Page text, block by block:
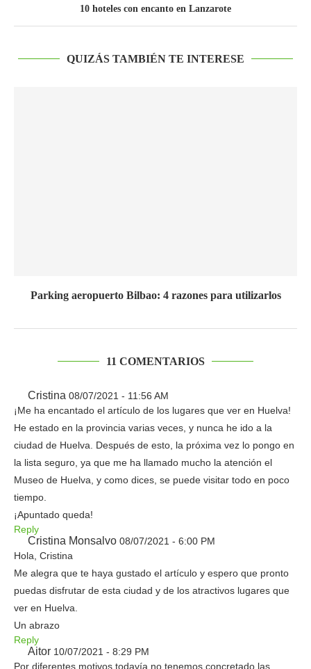
10 hoteles con encanto en Lanzarote
QUIZÁS TAMBIÉN TE INTERESE
Parking aeropuerto Bilbao: 4 razones para utilizarlos
11 COMENTARIOS
Cristina 08/07/2021 - 11:56 AM
¡Me ha encantado el artículo de los lugares que ver en Huelva!
He estado en la provincia varias veces, y nunca he ido a la
ciudad de Huelva. Después de esto, la próxima vez lo pongo en
la lista seguro, ya que me ha llamado mucho la atención el
Museo de Huelva, y como dices, se puede visitar todo en poco
tiempo.
¡Apuntado queda!
Reply
Cristina Monsalvo 08/07/2021 - 6:00 PM
Hola, Cristina
Me alegra que te haya gustado el artículo y espero que pronto
puedas disfrutar de esta ciudad y de los atractivos lugares que
ver en Huelva.
Un abrazo
Reply
Aitor 10/07/2021 - 8:29 PM
Por diferentes motivos todavía no tenemos concretado las